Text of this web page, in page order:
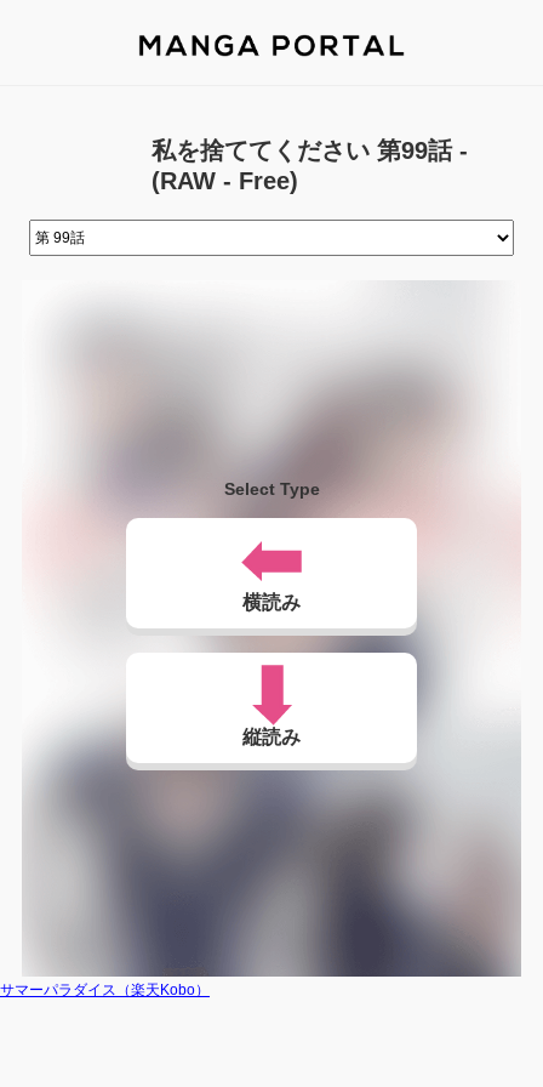
私を捨ててください 第99話 -
(RAW - Free)
Select Type
横読み
縦読み
サマーパラダイス（楽天Kobo）